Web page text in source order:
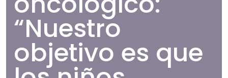
“Nuestro
objetivo es que